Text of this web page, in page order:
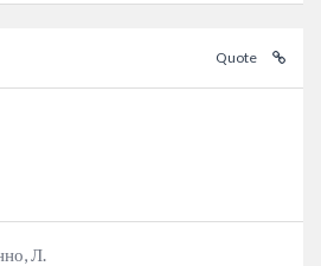
Quote
Л.